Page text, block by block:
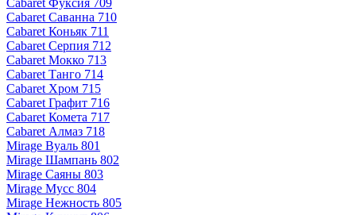
Cabaret Саванна 710
Cabaret Коньяк 711
Cabaret Серпия 712
Cabaret Мокко 713
Cabaret Танго 714
Cabaret Хром 715
Cabaret Графит 716
Cabaret Комета 717
Cabaret Алмаз 718
Mirage Вуаль 801
Mirage Шампань 802
Mirage Саяны 803
Mirage Мусс 804
Mirage Нежность 805